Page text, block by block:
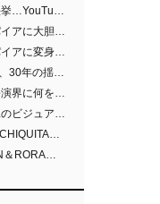
BABYMONSTER、またも快挙…YouTubeワールドワイドトレンドで1位に
BABYMONSTER、ヴァンパイアに大胆変身…YouTubeトレンド1位を獲得
BABYMONSTER、ヴァンパイアに変身…「MOON」で3か月にわたるプロジェクトを締めくくる
「史上初・最多・最短」YG、30年の揺るぎない信念が切り開いたK-POPツアーの新境地
創立30周年のYG、K-POP公演界に何を残したのか
BABYMONSTER、唯一無二のビジュアルと圧倒的な表現力…『MOON』
BABYMONSTER、RUKA＆CHIQUITAの「MOON」ビジュアルを公開…洗練されたカリスマ性・ユニークなビジュアル
BABYMONSTERのAHYEON＆RORA、ダークコンセプトを完璧に表現…「MOON」ビジュアルフォト公開